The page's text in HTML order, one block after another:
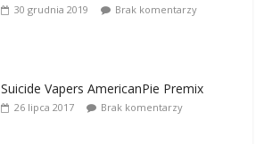
30 grudnia 2019 Brak komentarzy
Suicide Vapers AmericanPie Premix
26 lipca 2017 Brak komentarzy